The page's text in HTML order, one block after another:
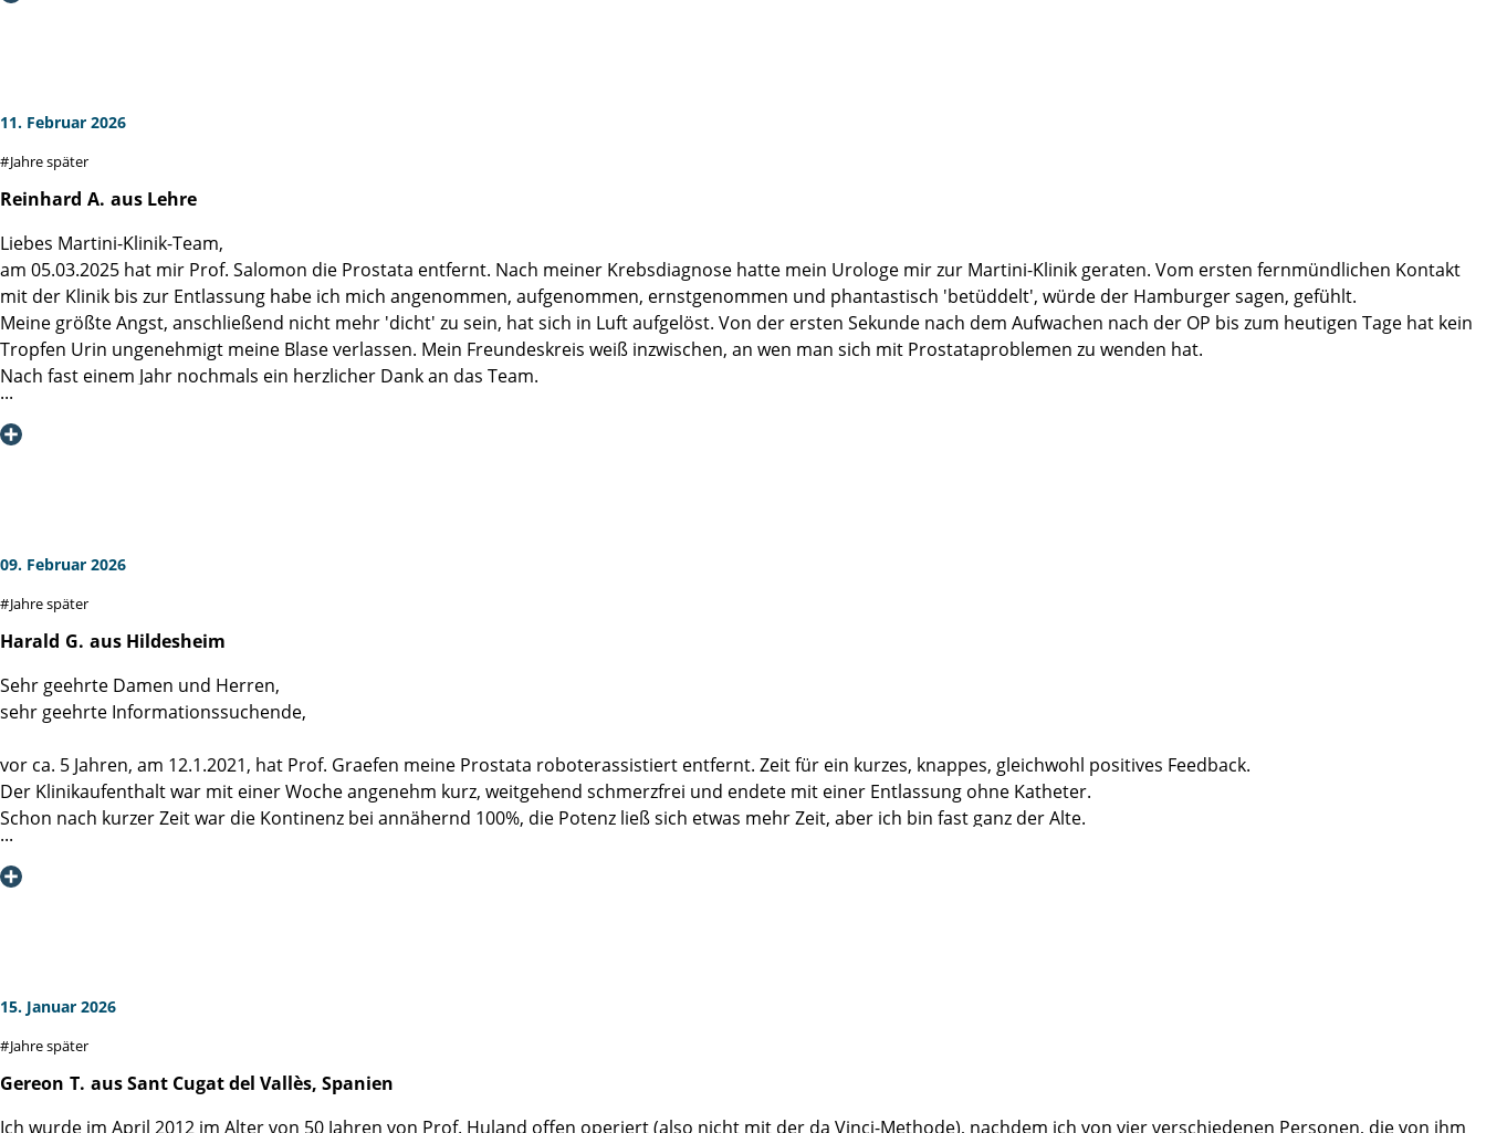
11. Februar 2026
Jahre später
Reinhard A. aus Lehre
Liebes Martini-Klinik-Team,
am 05.03.2025 hat mir Prof. Salomon die Prostata entfernt. Nach meiner Krebsdiagnose hatte mein Urologe mir zur Martini-Klinik geraten. Vom ersten fernmündlichen Kontakt
mit der Klinik bis zur Entlassung habe ich mich angenommen, aufgenommen, ernstgenommen und phantastisch 'betüddelt', würde der Hamburger sagen, gefühlt.
Meine größte Angst, anschließend nicht mehr 'dicht' zu sein, hat sich in Luft aufgelöst. Von der ersten Sekunde nach dem Aufwachen nach der OP bis zum heutigen Tage hat kein
Tropfen Urin ungenehmigt meine Blase verlassen. Mein Freundeskreis weiß inzwischen, an wen man sich mit Prostataproblemen zu wenden hat.
Nach fast einem Jahr nochmals ein herzlicher Dank an das Team.
09. Februar 2026
Jahre später
Harald G. aus Hildesheim
Sehr geehrte Damen und Herren,
sehr geehrte Informationssuchende,
vor ca. 5 Jahren, am 12.1.2021, hat Prof. Graefen meine Prostata roboterassistiert entfernt. Zeit für ein kurzes, knappes, gleichwohl positives Feedback.
Der Klinikaufenthalt war mit einer Woche angenehm kurz, weitgehend schmerzfrei und endete mit einer Entlassung ohne Katheter.
Schon nach kurzer Zeit war die Kontinenz bei annähernd 100%, die Potenz ließ sich etwas mehr Zeit, aber ich bin fast ganz der Alte.
Die regelmäßigen Nachsorgeuntersuchungen lassen mich auf dauerhafte Krebsfreiheit hoffen.
Professor Graefen, vielen Dank für die hervorragende Operation,
Ich bin sicher, dass auch woanders sehr gute Arbeit geleistet wird, aber dieses geballte Fachwissen ist so einzigartig, darauf sollte, in Verbindung mit der außergewöhnlich guten
15. Januar 2026
Jahre später
Gereon T. aus Sant Cugat del Vallès, Spanien
Ich wurde im April 2012 im Alter von 50 Jahren von Prof. Huland offen operiert (also nicht mit der da Vinci-Methode), nachdem ich von vier verschiedenen Personen, die von ihm